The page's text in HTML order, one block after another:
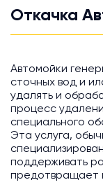
Откачка
Автомойки
сточных вод и
удалять и
процесс
специального
Эта услуга,
поддерживать
предотвращает